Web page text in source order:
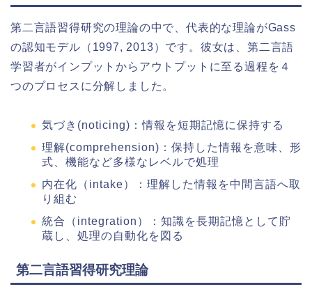
第二言語習得研究の理論の中で、代表的な理論がGass
の認知モデル（1997, 2013）です。彼女は、第二言語
学習者がインプットからアウトプットに至る過程を４
つのプロセスに分解しました。
気づき(noticing)：情報を短期記憶に保持する
理解(comprehension)：保持した情報を意味、形
式、機能など多様なレベルで処理
内在化（intake）：理解した情報を中間言語へ取
り組む
統合（integration）：知識を長期記憶として貯
蔵し、処理の自動化を図る
第二言語習得研究理論